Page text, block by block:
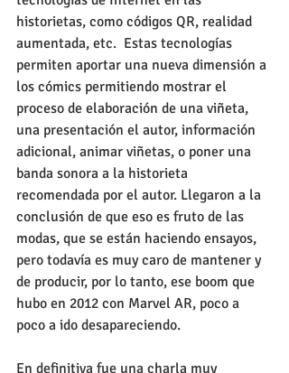
historietas, como códigos QR, realidad
aumentada, etc.  Estas tecnologías
permiten aportar una nueva dimensión a
los cómics permitiendo mostrar el
proceso de elaboración de una viñeta,
una presentación el autor, información
adicional, animar viñetas, o poner una
banda sonora a la historieta
recomendada por el autor. Llegaron a la
conclusión de que eso es fruto de las
modas, que se están haciendo ensayos,
pero todavía es muy caro de mantener y
de producir, por lo tanto, ese boom que
hubo en 2012 con Marvel AR, poco a
poco a ido desapareciendo.
En definitiva fue una charla muy